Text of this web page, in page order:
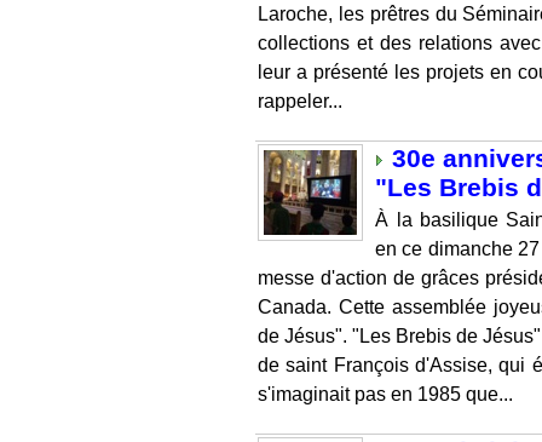
Laroche, les prêtres du
collections et des relations
leur a présenté les projets en
rappeler...
30e
"Les Brebis
À la basilique
en ce dimanche
messe d'action de grâces
Canada. Cette assemblée
de Jésus". "Les Brebis de
de saint François d'Assise, qui
s'imaginait pas en 1985 que...